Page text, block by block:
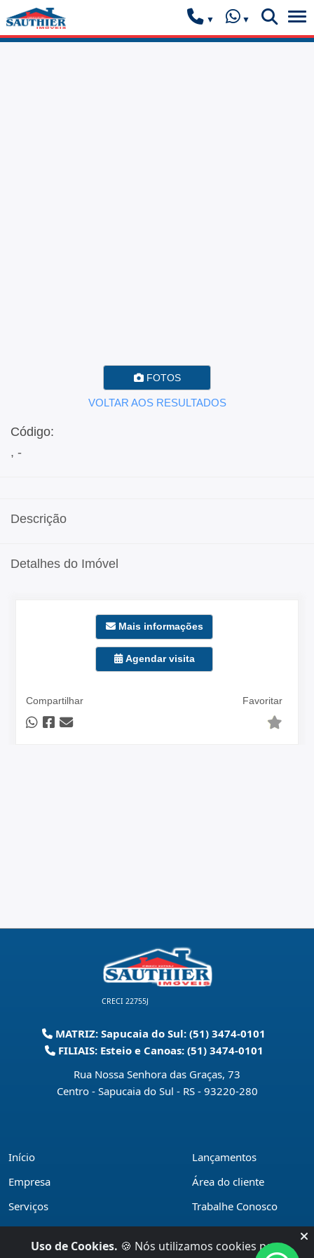
FOTOS
VOLTAR AOS RESULTADOS
Código:
, -
Descrição
Detalhes do Imóvel
Mais informações
Agendar visita
Compartilhar Favoritar
CRECI 22755J
MATRIZ: Sapucaia do Sul: (51) 3474-0101
FILIAIS: Esteio e Canoas: (51) 3474-0101
Rua Nossa Senhora das Graças, 73
Centro - Sapucaia do Sul - RS - 93220-280
Início
Empresa
Serviços
Financiamentos
Lançamentos
Área do cliente
Trabalhe Conosco
Políticas de privacidade
Uso de Cookies. 🍪 Nós utilizamos cookies para